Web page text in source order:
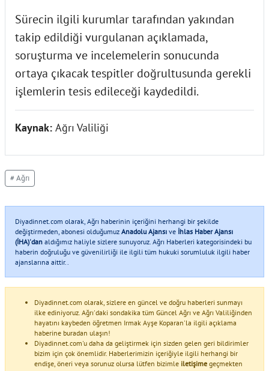
Sürecin ilgili kurumlar tarafından yakından
takip edildiği vurgulanan açıklamada,
soruşturma ve incelemelerin sonucunda
ortaya çıkacak tespitler doğrultusunda gerekli
işlemlerin tesis edileceği kaydedildi.
Kaynak: Ağrı Valiliği
# Ağrı
Diyadinnet.com olarak, Ağrı haberinin içeriğini herhangi bir şekilde
değiştirmeden, abonesi olduğumuz Anadolu Ajansı ve İhlas Haber Ajansı
(İHA)'dan aldığımız haliyle sizlere sunuyoruz. Ağrı Haberleri kategorisindeki bu
haberin doğruluğu ve güvenilirliği ile ilgili tüm hukuki sorumluluk ilgili haber
ajanslarına aittir..
Diyadinnet.com olarak, sizlere en güncel ve doğru haberleri sunmayı
ilke ediniyoruz. Ağrı'daki sondakika tüm Güncel Ağrı ve Ağrı Valiliğinden
hayatını kaybeden öğretmen Irmak Ayşe Koparan'la ilgili açıklama
haberine buradan ulaşın!
Diyadinnet.com'u daha da geliştirmek için sizden gelen geri bildirimler
bizim için çok önemlidir. Haberlerimizin içeriğiyle ilgili herhangi bir
endişe, öneri veya sorunuz olursa lütfen bizimle iletişime geçmekten